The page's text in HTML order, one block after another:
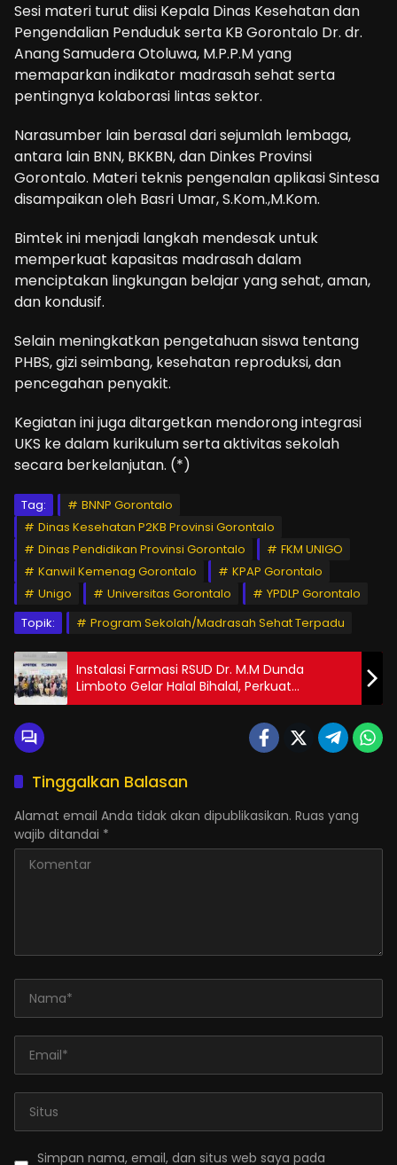
Sesi materi turut diisi Kepala Dinas Kesehatan dan
Pengendalian Penduduk serta KB Gorontalo Dr. dr.
Anang Samudera Otoluwa, M.P.P.M yang
memaparkan indikator madrasah sehat serta
pentingnya kolaborasi lintas sektor.
Narasumber lain berasal dari sejumlah lembaga,
antara lain BNN, BKKBN, dan Dinkes Provinsi
Gorontalo. Materi teknis pengenalan aplikasi Sintesa
disampaikan oleh Basri Umar, S.Kom.,M.Kom.
Bimtek ini menjadi langkah mendesak untuk
memperkuat kapasitas madrasah dalam
menciptakan lingkungan belajar yang sehat, aman,
dan kondusif.
Selain meningkatkan pengetahuan siswa tentang
PHBS, gizi seimbang, kesehatan reproduksi, dan
pencegahan penyakit.
Kegiatan ini juga ditargetkan mendorong integrasi
UKS ke dalam kurikulum serta aktivitas sekolah
secara berkelanjutan. (*)
Tag:
BNNP Gorontalo
Dinas Kesehatan P2KB Provinsi Gorontalo
Dinas Pendidikan Provinsi Gorontalo
FKM UNIGO
Kanwil Kemenag Gorontalo
KPAP Gorontalo
Unigo
Universitas Gorontalo
YPDLP Gorontalo
Topik:
Program Sekolah/Madrasah Sehat Terpadu
Instalasi Farmasi RSUD Dr. M.M Dunda
Limboto Gelar Halal Bihalal, Perkuat
Silaturahmi dan Semangat Pelayanan
Tinggalkan Balasan
Alamat email Anda tidak akan dipublikasikan. Ruas yang
wajib ditandai *
Simpan nama, email, dan situs web saya pada